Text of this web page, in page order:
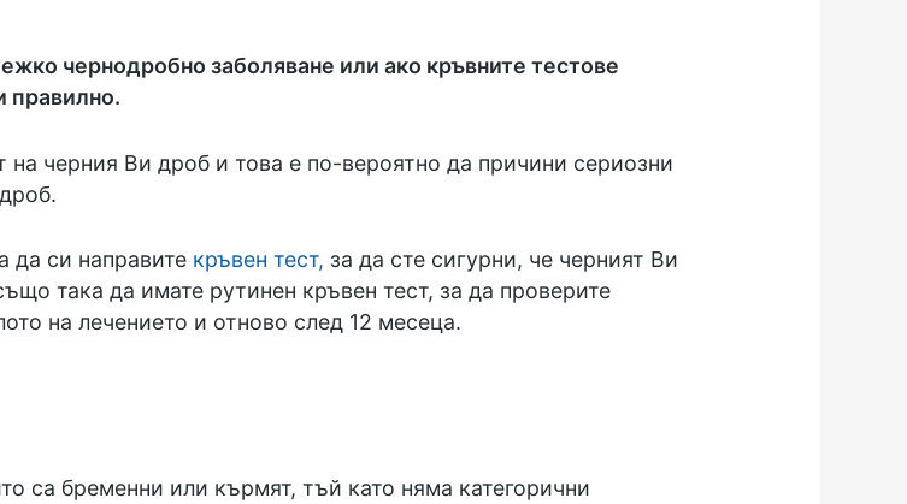
чернодробно заболяване или ако кръвните тестове
правилно.
на черния Ви дроб и това е по-вероятно да причини сериозни
да си направите кръвен тест, за да сте сигурни, че черният Ви
така да имате рутинен кръвен тест, за да проверите
на лечението и отново след 12 месеца.
са бременни или кърмят, тъй като няма категорични